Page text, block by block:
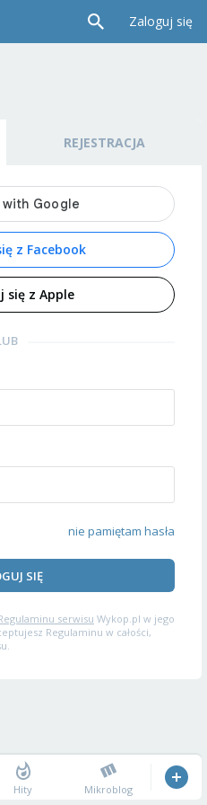
Zaloguj się
REJESTRACJA
z Facebook
się z Apple
nie pamiętam hasła
SIĘ
serwisu Wykop.pl w jego
Regulaminu w całości,
Hity Mikroblog